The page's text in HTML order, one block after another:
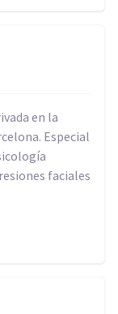
en la
Especial
faciales